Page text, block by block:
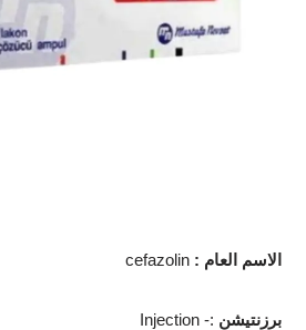
cefazolin : الاسم العام
Injection -: برزنتيشن